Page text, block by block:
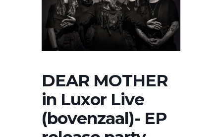
DEAR MOTHER
in Luxor Live
(bovenzaal)- EP